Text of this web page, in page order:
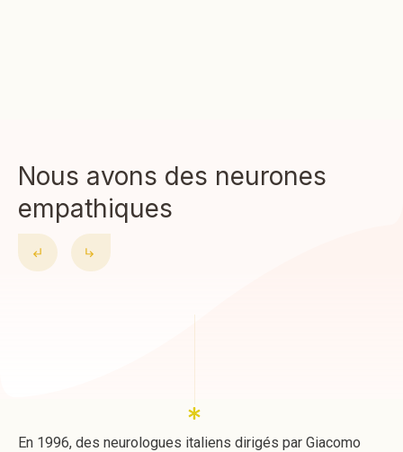
Nous avons des neurones
empathiques
En 1996, des neurologues italiens dirigés par Giacomo